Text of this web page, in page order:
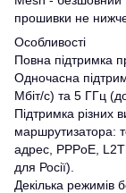
прошивки не
Особливості
Повна підтримка
Одночасна
Мбіт/с) та 5 ГГц
Підтримка різних
маршрутизатора:
адрес, PPPoE,
для Росії).
Декілька режимів